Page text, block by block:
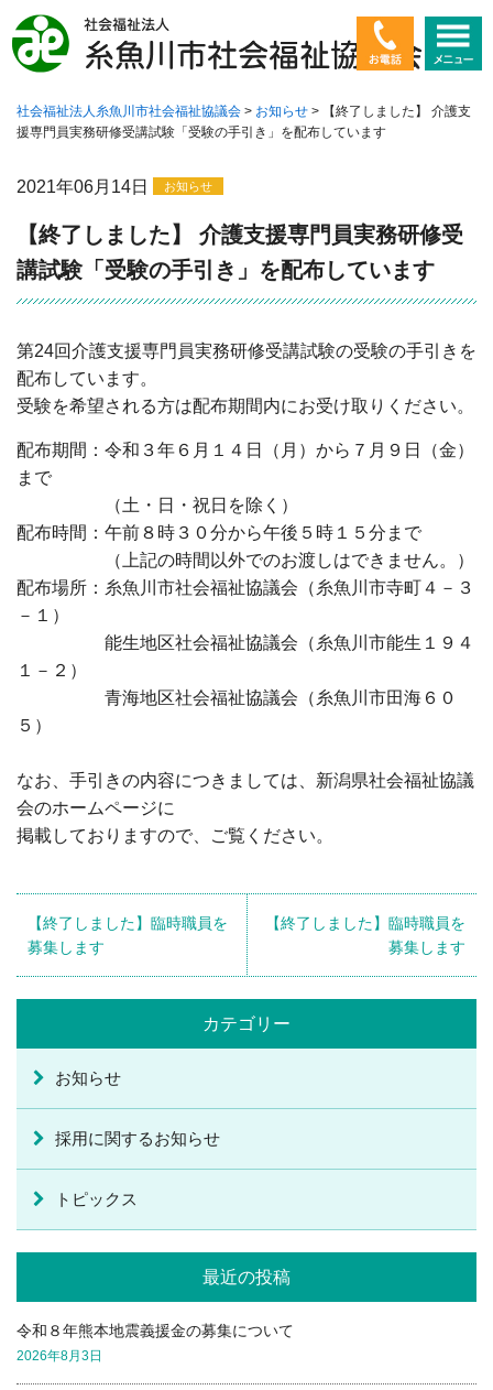
ホーム
高齢者に関すること
障害者に関すること
暮らしに関すること
ボランティア
ビーチホールまがたま
介護センターにじ
お知らせ
お問い合わせ
サイトマップ
社会福祉法人糸魚川市社会福祉協議会 > お知らせ >
【終了しました】 介護支
援専門員実務研修受講試験「受験の手引き」を配布しています
2021年06月14日 お知らせ
【終了しました】 介護支援専門員実務研修受
講試験「受験の手引き」を配布しています
第24回介護支援専門員実務研修受講試験の受験の手引きを
配布しています。
受験を希望される方は配布期間内にお受け取りください。
配布期間：令和３年６月１４日（月）から７月９日（金）
まで
（土・日・祝日を除く）
配布時間：午前８時３０分から午後５時１５分まで
（上記の時間以外でのお渡しはできません。）
配布場所：糸魚川市社会福祉協議会（糸魚川市寺町４－３
－１）
能生地区社会福祉協議会（糸魚川市能生１９４
１－２）
青海地区社会福祉協議会（糸魚川市田海６０
５）
なお、手引きの内容につきましては、新潟県社会福祉協議
会のホームページに
掲載しておりますので、ご覧ください。
【終了しました】臨時職員を
募集します
【終了しました】臨時職員を
募集します
カテゴリー
お知らせ
採用に関するお知らせ
トピックス
最近の投稿
令和８年熊本地震義援金の募集について
2026年8月3日